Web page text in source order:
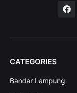
CATEGORIES
Bandar Lampung